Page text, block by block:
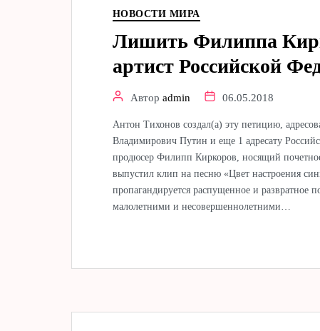
НОВОСТИ МИРА
Лишить Филиппа
артист Российской
Автор admin 06.05.2018
Антон Тихонов создал(а) эту петицию,
Владимирович Путин и еще 1 адресату
продюсер Филипп Киркоров, носящий
выпустил клип на песню «Цвет настроения
пропагандируется распущенное и развратное
малолетними и несовершеннолетними…